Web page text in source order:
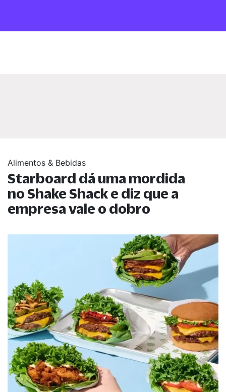
Alimentos & Bebidas
Starboard dá uma mordida
no Shake Shack e diz que a
empresa vale o dobro